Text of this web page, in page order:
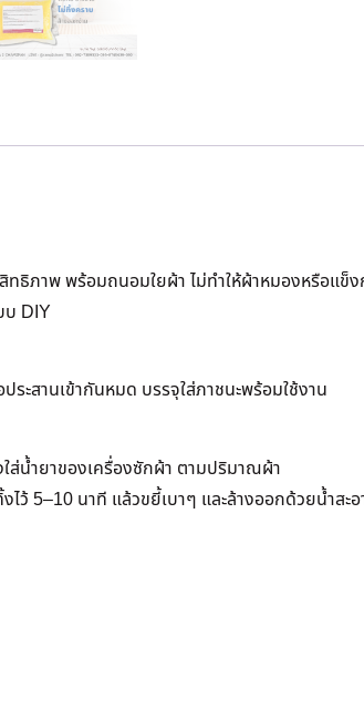
ภาพ พร้อมถนอมใยผ้า ไม่ทำให้ผ้าหมองหรือแข็ง
บ DIY
ะสานเข้ากันหมด บรรจุใส่ภาชนะพร้อมใช้งาน
ส่น้ำยาของเครื่องซักผ้า ตามปริมาณผ้า
5–10 นาที แล้วขยี้เบาๆ และล้างออกด้วยน้ำสะอ